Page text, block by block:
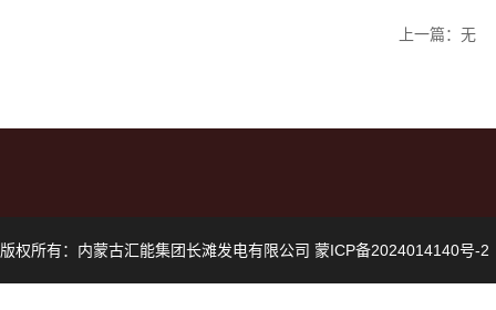
上一篇：无
版权所有：内蒙古汇能集团长滩发电有限公司 蒙ICP备2024014140号-2